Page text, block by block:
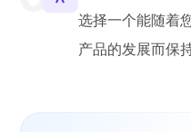
选择一个能随着
产品的发展而保